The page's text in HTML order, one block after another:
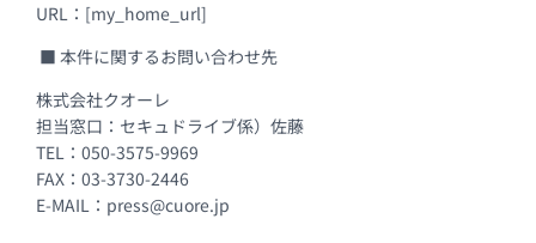
URL：[my_home_url]
■ 本件に関するお問い合わせ先
株式会社クオーレ
担当窓口：セキュドライブ係）佐藤
TEL：050-3575-9969
FAX：03-3730-2446
E-MAIL：press@cuore.jp